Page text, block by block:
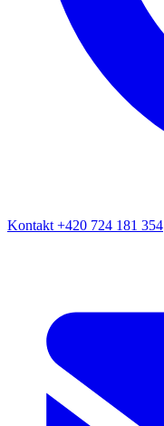
Kontakt +420 724 181 354